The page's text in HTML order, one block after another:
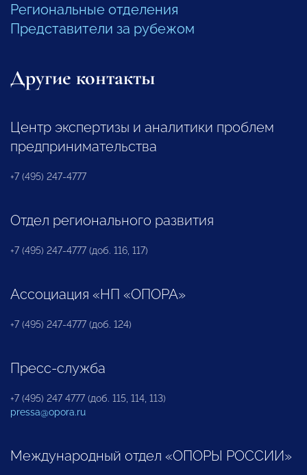
Региональные отделения
Представители за рубежом
Другие контакты
Центр экспертизы и аналитики проблем
предпринимательства
+7 (495) 247-4777
Отдел регионального развития
+7 (495) 247-4777 (доб. 116, 117)
Ассоциация «НП «ОПОРА»
+7 (495) 247-4777 (доб. 124)
Пресс-служба
+7 (495) 247 4777 (доб. 115, 114, 113)
pressa@opora.ru
Международный отдел «ОПОРЫ РОССИИ»